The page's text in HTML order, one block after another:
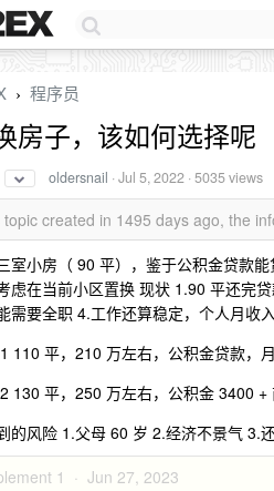
› 程序员
房子，该如何选择呢
oldersnail ·Jul 5, 2022 · 5035 views
topic created in 1495 days ago, the
室小房（ 90 平），鉴于公积金贷款
虑在当前小区置换 现状 1.90 平还完
需要全职 4.工作还算稳定，个人月收
110 平，210 万左右，公积金贷款，
130 平，250 万左右，公积金 3400 +
的风险 1.父母 60 岁 2.经济不景气 3.
1 · Jun 27, 2023